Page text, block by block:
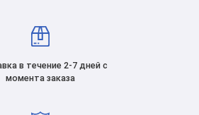
в течение 2-7 дней с
момента заказа